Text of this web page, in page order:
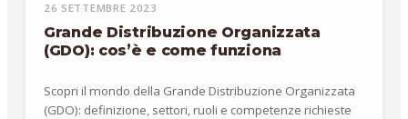
26 SETTEMBRE 2023
Grande Distribuzione Organizzata
(GDO): cos’è e come funziona
Scopri il mondo della Grande Distribuzione Organizzata
(GDO): definizione, settori, ruoli e competenze richieste